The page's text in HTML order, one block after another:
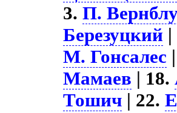
3.П.
Березуцкий
М. Гонсалес
Мамаев | 18.
Тошич | 22.